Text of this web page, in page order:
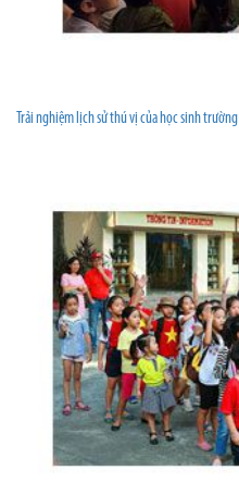
Trải nghiệm lịch sử thú vị của học sinh